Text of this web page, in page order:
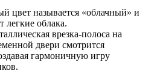
цвет называется «облачный» и
легкие облака.
врезка-полоса на
двери смотрится
гармоничную игру